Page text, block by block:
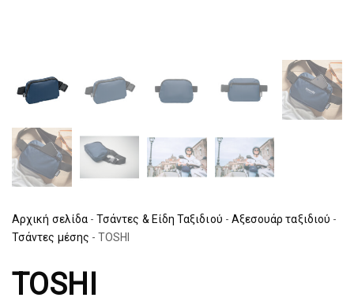
Αρχική σελίδα - Τσάντες & Είδη Ταξιδιού - Αξεσουάρ ταξιδιού -
Τσάντες μέσης - TOSHI
TOSHI